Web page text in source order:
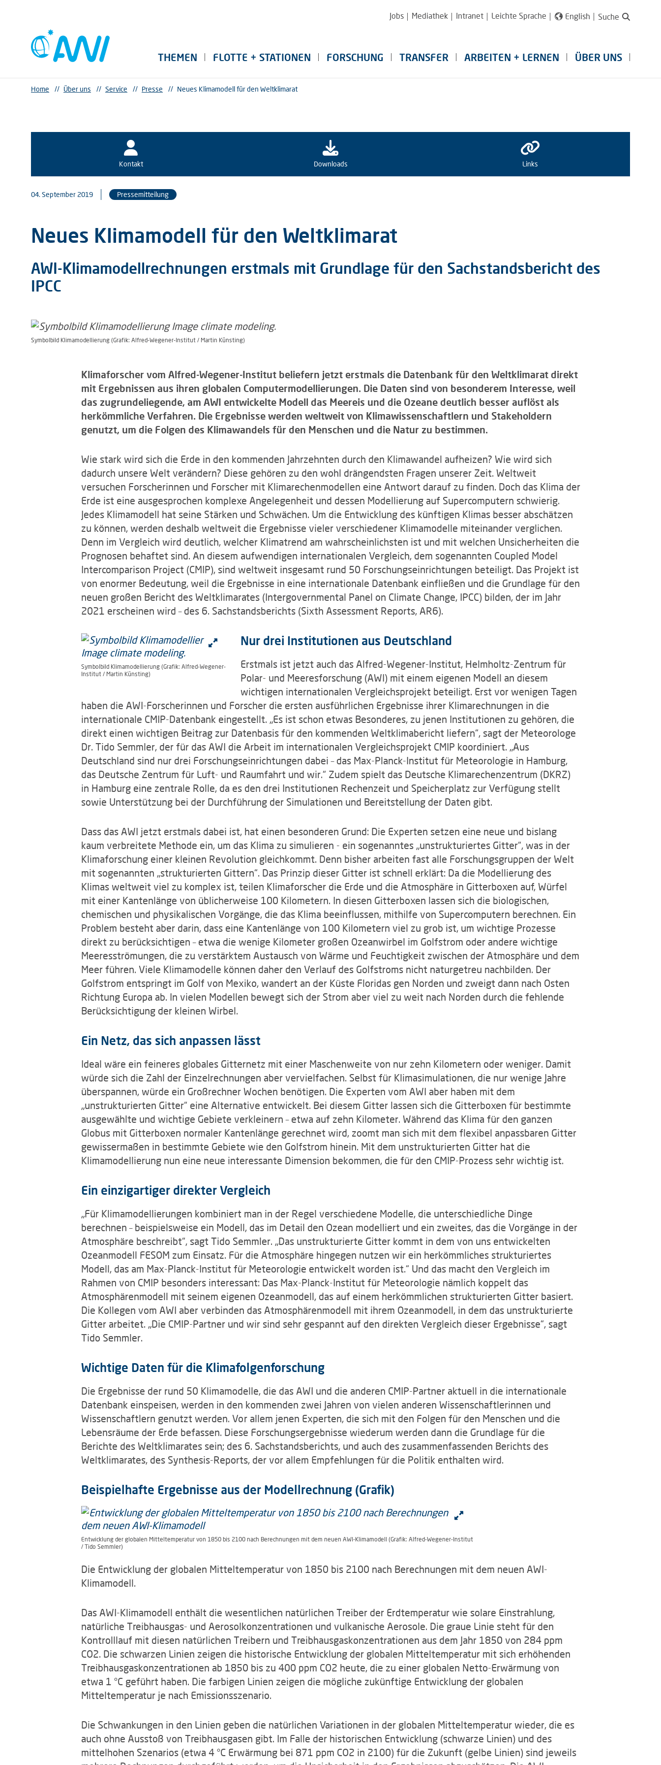
Jobs Mediathek Intranet Leichte Sprache English Suche
THEMEN FLOTTE + STATIONEN FORSCHUNG TRANSFER ARBEITEN + LERNEN ÜBER UNS
Home // Über uns // Service // Presse // Neues Klimamodell für den Weltklimarat
Kontakt Downloads Links
04. September 2019 Pressemitteilung
Neues Klimamodell für den Weltklimarat
AWI-Klimamodellrechnungen erstmals mit Grundlage für den Sachstandsbericht des
IPCC
Symbolbild Klimamodellierung (Grafik: Alfred-Wegener-Institut / Martin Künsting)
Klimaforscher vom Alfred-Wegener-Institut beliefern jetzt erstmals die Datenbank für den Weltklimarat direkt
mit Ergebnissen aus ihren globalen Computermodellierungen. Die Daten sind von besonderem Interesse, weil
das zugrundeliegende, am AWI entwickelte Modell das Meereis und die Ozeane deutlich besser auflöst als
herkömmliche Verfahren. Die Ergebnisse werden weltweit von Klimawissenschaftlern und Stakeholdern
genutzt, um die Folgen des Klimawandels für den Menschen und die Natur zu bestimmen.
Wie stark wird sich die Erde in den kommenden Jahrzehnten durch den Klimawandel aufheizen? Wie wird sich
dadurch unsere Welt verändern? Diese gehören zu den wohl drängendsten Fragen unserer Zeit. Weltweit
versuchen Forscherinnen und Forscher mit Klimarechenmodellen eine Antwort darauf zu finden. Doch das Klima der
Erde ist eine ausgesprochen komplexe Angelegenheit und dessen Modellierung auf Supercomputern schwierig.
Jedes Klimamodell hat seine Stärken und Schwächen. Um die Entwicklung des künftigen Klimas besser abschätzen
zu können, werden deshalb weltweit die Ergebnisse vieler verschiedener Klimamodelle miteinander verglichen.
Denn im Vergleich wird deutlich, welcher Klimatrend am wahrscheinlichsten ist und mit welchen Unsicherheiten die
Prognosen behaftet sind. An diesem aufwendigen internationalen Vergleich, dem sogenannten Coupled Model
Intercomparison Project (CMIP), sind weltweit insgesamt rund 50 Forschungseinrichtungen beteiligt. Das Projekt ist
von enormer Bedeutung, weil die Ergebnisse in eine internationale Datenbank einfließen und die Grundlage für den
neuen großen Bericht des Weltklimarates (Intergovernmental Panel on Climate Change, IPCC) bilden, der im Jahr
2021 erscheinen wird – des 6. Sachstandsberichts (Sixth Assessment Reports, AR6).
Symbolbild Klimamodellierung (Grafik: Alfred-Wegener-
Institut / Martin Künsting)
Nur drei Institutionen aus Deutschland
Erstmals ist jetzt auch das Alfred-Wegener-Institut, Helmholtz-Zentrum für
Polar- und Meeresforschung (AWI) mit einem eigenen Modell an diesem
wichtigen internationalen Vergleichsprojekt beteiligt. Erst vor wenigen Tagen
haben die AWI-Forscherinnen und Forscher die ersten ausführlichen Ergebnisse ihrer Klimarechnungen in die
internationale CMIP-Datenbank eingestellt. „Es ist schon etwas Besonderes, zu jenen Institutionen zu gehören, die
direkt einen wichtigen Beitrag zur Datenbasis für den kommenden Weltklimabericht liefern“, sagt der Meteorologe
Dr. Tido Semmler, der für das AWI die Arbeit im internationalen Vergleichsprojekt CMIP koordiniert. „Aus
Deutschland sind nur drei Forschungseinrichtungen dabei – das Max-Planck-Institut für Meteorologie in Hamburg,
das Deutsche Zentrum für Luft- und Raumfahrt und wir.“ Zudem spielt das Deutsche Klimarechenzentrum (DKRZ)
in Hamburg eine zentrale Rolle, da es den drei Institutionen Rechenzeit und Speicherplatz zur Verfügung stellt
sowie Unterstützung bei der Durchführung der Simulationen und Bereitstellung der Daten gibt.
Dass das AWI jetzt erstmals dabei ist, hat einen besonderen Grund: Die Experten setzen eine neue und bislang
kaum verbreitete Methode ein, um das Klima zu simulieren - ein sogenanntes „unstrukturiertes Gitter“, was in der
Klimaforschung einer kleinen Revolution gleichkommt. Denn bisher arbeiten fast alle Forschungsgruppen der Welt
mit sogenannten „strukturierten Gittern“. Das Prinzip dieser Gitter ist schnell erklärt: Da die Modellierung des
Klimas weltweit viel zu komplex ist, teilen Klimaforscher die Erde und die Atmosphäre in Gitterboxen auf, Würfel
mit einer Kantenlänge von üblicherweise 100 Kilometern. In diesen Gitterboxen lassen sich die biologischen,
chemischen und physikalischen Vorgänge, die das Klima beeinflussen, mithilfe von Supercomputern berechnen. Ein
Problem besteht aber darin, dass eine Kantenlänge von 100 Kilometern viel zu grob ist, um wichtige Prozesse
direkt zu berücksichtigen – etwa die wenige Kilometer großen Ozeanwirbel im Golfstrom oder andere wichtige
Meeresströmungen, die zu verstärktem Austausch von Wärme und Feuchtigkeit zwischen der Atmosphäre und dem
Meer führen. Viele Klimamodelle können daher den Verlauf des Golfstroms nicht naturgetreu nachbilden. Der
Golfstrom entspringt im Golf von Mexiko, wandert an der Küste Floridas gen Norden und zweigt dann nach Osten
Richtung Europa ab. In vielen Modellen bewegt sich der Strom aber viel zu weit nach Norden durch die fehlende
Berücksichtigung der kleinen Wirbel.
Ein Netz, das sich anpassen lässt
Ideal wäre ein feineres globales Gitternetz mit einer Maschenweite von nur zehn Kilometern oder weniger. Damit
würde sich die Zahl der Einzelrechnungen aber vervielfachen. Selbst für Klimasimulationen, die nur wenige Jahre
überspannen, würde ein Großrechner Wochen benötigen. Die Experten vom AWI aber haben mit dem
„unstrukturierten Gitter“ eine Alternative entwickelt. Bei diesem Gitter lassen sich die Gitterboxen für bestimmte
ausgewählte und wichtige Gebiete verkleinern – etwa auf zehn Kilometer. Während das Klima für den ganzen
Globus mit Gitterboxen normaler Kantenlänge gerechnet wird, zoomt man sich mit dem flexibel anpassbaren Gitter
gewissermaßen in bestimmte Gebiete wie den Golfstrom hinein. Mit dem unstrukturierten Gitter hat die
Klimamodellierung nun eine neue interessante Dimension bekommen, die für den CMIP-Prozess sehr wichtig ist.
Ein einzigartiger direkter Vergleich
„Für Klimamodellierungen kombiniert man in der Regel verschiedene Modelle, die unterschiedliche Dinge
berechnen – beispielsweise ein Modell, das im Detail den Ozean modelliert und ein zweites, das die Vorgänge in der
Atmosphäre beschreibt“, sagt Tido Semmler. „Das unstrukturierte Gitter kommt in dem von uns entwickelten
Ozeanmodell FESOM zum Einsatz. Für die Atmosphäre hingegen nutzen wir ein herkömmliches strukturiertes
Modell, das am Max-Planck-Institut für Meteorologie entwickelt worden ist.“ Und das macht den Vergleich im
Rahmen von CMIP besonders interessant: Das Max-Planck-Institut für Meteorologie nämlich koppelt das
Atmosphärenmodell mit seinem eigenen Ozeanmodell, das auf einem herkömmlichen strukturierten Gitter basiert.
Die Kollegen vom AWI aber verbinden das Atmosphärenmodell mit ihrem Ozeanmodell, in dem das unstrukturierte
Gitter arbeitet. „Die CMIP-Partner und wir sind sehr gespannt auf den direkten Vergleich dieser Ergebnisse“, sagt
Tido Semmler.
Wichtige Daten für die Klimafolgenforschung
Die Ergebnisse der rund 50 Klimamodelle, die das AWI und die anderen CMIP-Partner aktuell in die internationale
Datenbank einspeisen, werden in den kommenden zwei Jahren von vielen anderen Wissenschaftlerinnen und
Wissenschaftlern genutzt werden. Vor allem jenen Experten, die sich mit den Folgen für den Menschen und die
Lebensräume der Erde befassen. Diese Forschungsergebnisse wiederum werden dann die Grundlage für die
Berichte des Weltklimarates sein; des 6. Sachstandsberichts, und auch des zusammenfassenden Berichts des
Weltklimarates, des Synthesis-Reports, der vor allem Empfehlungen für die Politik enthalten wird.
Beispielhafte Ergebnisse aus der Modellrechnung (Grafik)
Entwicklung der globalen Mitteltemperatur von 1850 bis 2100 nach Berechnungen mit dem neuen AWI-Klimamodell (Grafik: Alfred-Wegener-Institut
/ Tido Semmler)
Die Entwicklung der globalen Mitteltemperatur von 1850 bis 2100 nach Berechnungen mit dem neuen AWI-
Klimamodell.
Das AWI-Klimamodell enthält die wesentlichen natürlichen Treiber der Erdtemperatur wie solare Einstrahlung,
natürliche Treibhausgas- und Aerosolkonzentrationen und vulkanische Aerosole. Die graue Linie steht für den
Kontrolllauf mit diesen natürlichen Treibern und Treibhausgaskonzentrationen aus dem Jahr 1850 von 284 ppm
CO2. Die schwarzen Linien zeigen die historische Entwicklung der globalen Mitteltemperatur mit sich erhöhenden
Treibhausgaskonzentrationen ab 1850 bis zu 400 ppm CO2 heute, die zu einer globalen Netto-Erwärmung von
etwa 1 °C geführt haben. Die farbigen Linien zeigen die mögliche zukünftige Entwicklung der globalen
Mitteltemperatur je nach Emissionsszenario.
Die Schwankungen in den Linien geben die natürlichen Variationen in der globalen Mitteltemperatur wieder, die es
auch ohne Ausstoß von Treibhausgasen gibt. Im Falle der historischen Entwicklung (schwarze Linien) und des
mittelhohen Szenarios (etwa 4 °C Erwärmung bei 871 ppm CO2 in 2100) für die Zukunft (gelbe Linien) sind jeweils